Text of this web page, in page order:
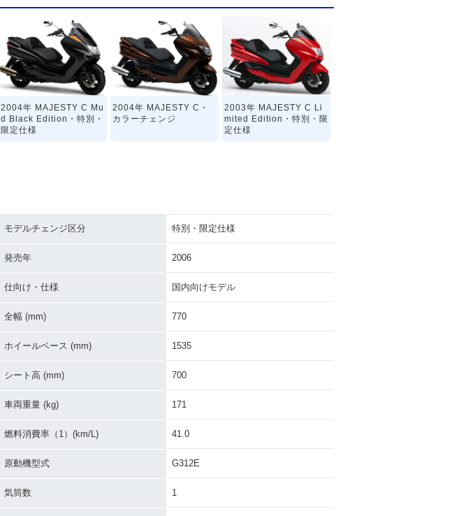
2004年 MAJESTY C Mu
d Black Edition・特別・
限定仕様
2004年 MAJESTY C・
カラーチェンジ
2003年 MAJESTY C Li
mited Edition・特別・限
定仕様
モデルチェンジ区分 特別・限定仕様
発売年 2006
仕向け・仕様 国内向けモデル
全幅 (mm) 770
ホイールベース (mm) 1535
シート高 (mm) 700
車両重量 (kg) 171
燃料消費率（1）(km/L) 41.0
原動機型式 G312E
気筒数 1